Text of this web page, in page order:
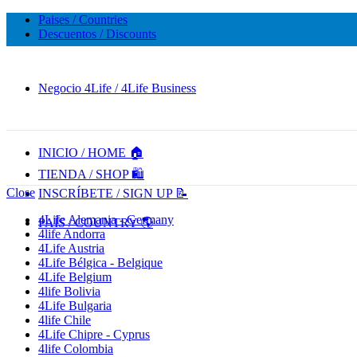
Paises / Countries
Descuentos / Discounts
Negocio 4Life / 4Life Business
INICIO / HOME 🏠
TIENDA / SHOP 🛍️
INSCRÍBETE / SIGN UP 📝
PAÍS / COUNTRY 🌎
Close
4Life Alemania - Germany
4life Andorra
4Life Austria
4Life Bélgica - Belgique
4Life Belgium
4life Bolivia
4Life Bulgaria
4life Chile
4Life Chipre - Cyprus
4life Colombia